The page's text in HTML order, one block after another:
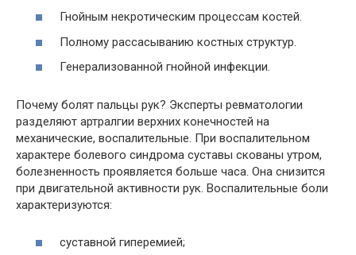
Гнойным некротическим процессам костей.
Полному рассасыванию костных структур.
Генерализованной гнойной инфекции.
Почему болят пальцы рук? Эксперты ревматологии
разделяют артралгии верхних конечностей на
механические, воспалительные. При воспалительном
характере болевого синдрома суставы скованы утром,
болезненность проявляется больше часа. Она снизится
при двигательной активности рук. Воспалительные боли
характеризуются:
суставной гиперемией;